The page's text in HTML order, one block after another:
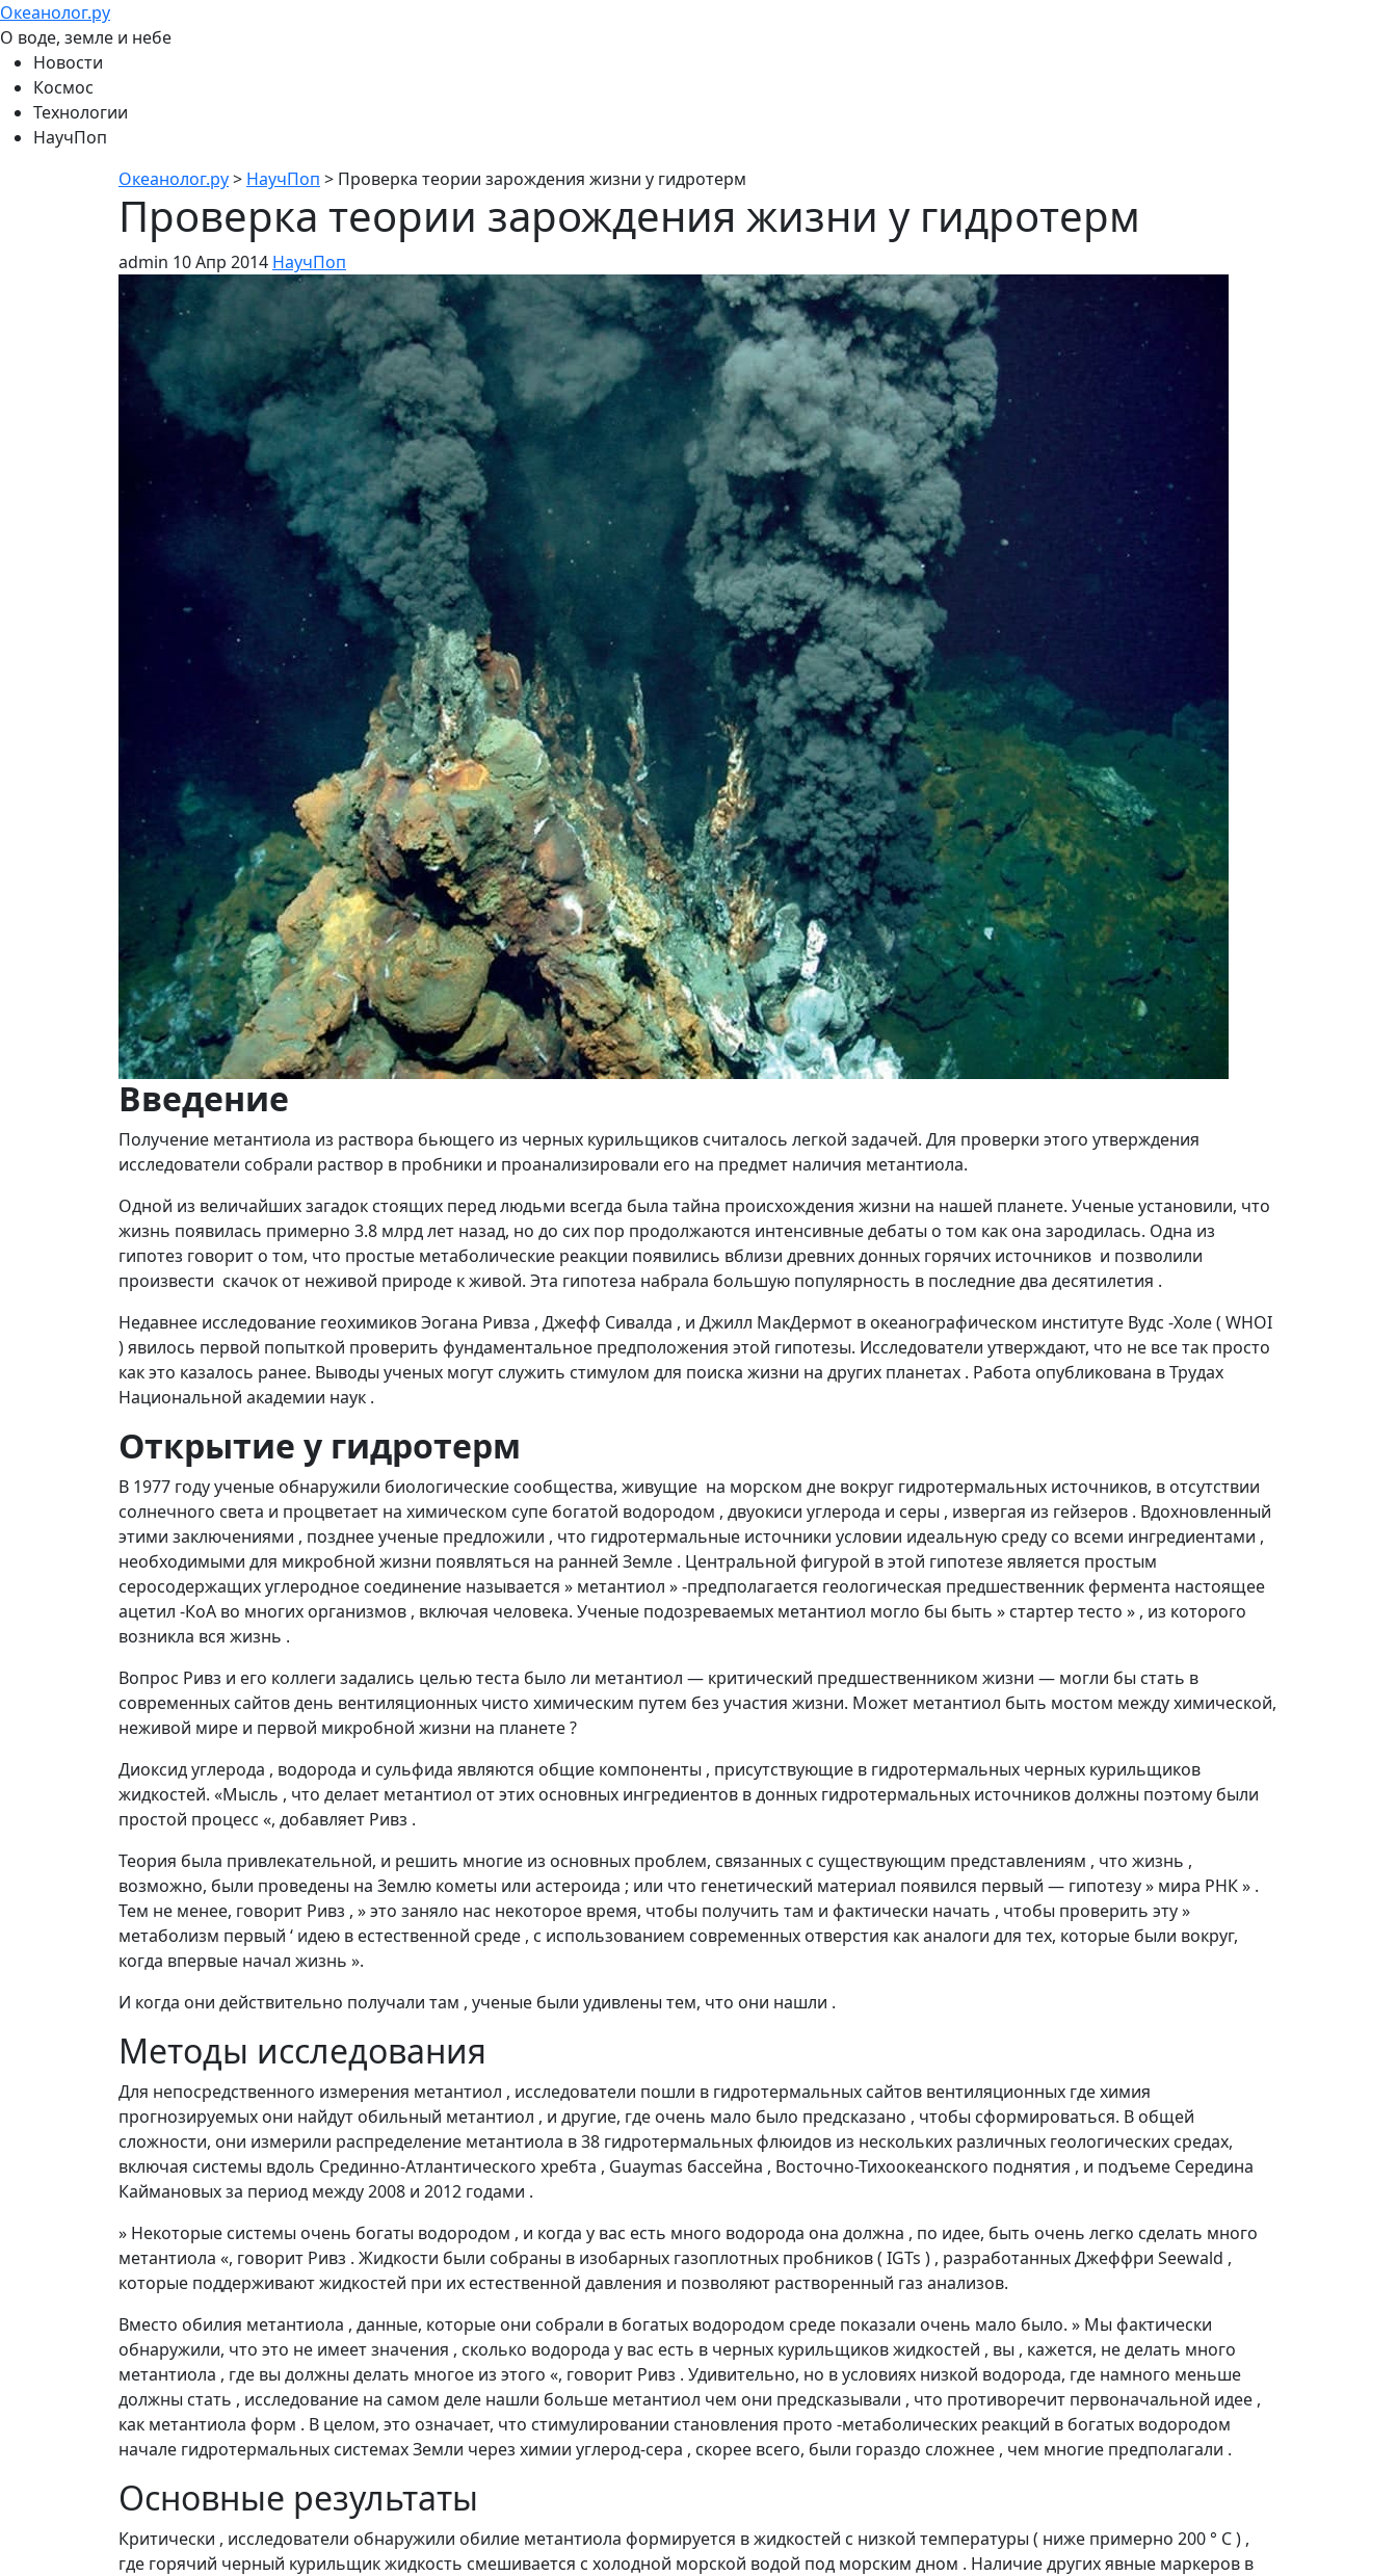
Океанолог.ру
О воде, земле и небе
Новости
Космос
Технологии
НаучПоп
Океанолог.ру> НаучПоп > Проверка теории зарождения жизни у гидротерм
Проверка теории зарождения жизни у гидротерм
admin 10 Апр 2014 НаучПоп
Введение
Получение метантиола из раствора бьющего из черных курильщиков считалось легкой задачей. Для проверки этого утверждения
исследователи собрали раствор в пробники и проанализировали его на предмет наличия метантиола.
Одной из величайших загадок стоящих перед людьми всегда была тайна происхождения жизни на нашей планете. Ученые установили, что
жизнь появилась примерно 3.8 млрд лет назад, но до сих пор продолжаются интенсивные дебаты о том как она зародилась. Одна из
гипотез говорит о том, что простые метаболические реакции появились вблизи древних донных горячих источников и позволили
произвести скачок от неживой природе к живой. Эта гипотеза набрала большую популярность в последние два десятилетия .
Недавнее исследование геохимиков Эогана Ривза , Джефф Сивалда , и Джилл МакДермот в океанографическом институте Вудс -Холе ( WHOI
) явилось первой попыткой проверить фундаментальное предположения этой гипотезы. Исследователи утверждают, что не все так просто
как это казалось ранее. Выводы ученых могут служить стимулом для поиска жизни на других планетах . Работа опубликована в Трудах
Национальной академии наук .
Открытие у гидротерм
В 1977 году ученые обнаружили биологические сообщества, живущие на морском дне вокруг гидротермальных источников, в отсутствии
солнечного света и процветает на химическом супе богатой водородом , двуокиси углерода и серы , извергая из гейзеров . Вдохновленный
этими заключениями , позднее ученые предложили , что гидротермальные источники условии идеальную среду со всеми ингредиентами ,
необходимыми для микробной жизни появляться на ранней Земле . Центральной фигурой в этой гипотезе является простым
серосодержащих углеродное соединение называется » метантиол » -предполагается геологическая предшественник фермента настоящее
ацетил -КоА во многих организмов , включая человека. Ученые подозреваемых метантиол могло бы быть » стартер тесто » , из которого
возникла вся жизнь .
Вопрос Ривз и его коллеги задались целью теста было ли метантиол — критический предшественником жизни — могли бы стать в
современных сайтов день вентиляционных чисто химическим путем без участия жизни. Может метантиол быть мостом между химической,
неживой мире и первой микробной жизни на планете ?
Диоксид углерода , водорода и сульфида являются общие компоненты , присутствующие в гидротермальных черных курильщиков
жидкостей. «Мысль , что делает метантиол от этих основных ингредиентов в донных гидротермальных источников должны поэтому были
простой процесс «, добавляет Ривз .
Теория была привлекательной, и решить многие из основных проблем, связанных с существующим представлениям , что жизнь ,
возможно, были проведены на Землю кометы или астероида ; или что генетический материал появился первый — гипотезу » мира РНК » .
Тем не менее, говорит Ривз , » это заняло нас некоторое время, чтобы получить там и фактически начать , чтобы проверить эту »
метаболизм первый ‘ идею в естественной среде , с использованием современных отверстия как аналоги для тех, которые были вокруг,
когда впервые начал жизнь ».
И когда они действительно получали там , ученые были удивлены тем, что они нашли .
Методы исследования
Для непосредственного измерения метантиол , исследователи пошли в гидротермальных сайтов вентиляционных где химия
прогнозируемых они найдут обильный метантиол , и другие, где очень мало было предсказано , чтобы сформироваться. В общей
сложности, они измерили распределение метантиола в 38 гидротермальных флюидов из нескольких различных геологических средах,
включая системы вдоль Срединно-Атлантического хребта , Guaymas бассейна , Восточно-Тихоокеанского поднятия , и подъеме Середина
Каймановых за период между 2008 и 2012 годами .
» Некоторые системы очень богаты водородом , и когда у вас есть много водорода она должна , по идее, быть очень легко сделать много
метантиола «, говорит Ривз . Жидкости были собраны в изобарных газоплотных пробников ( IGTs ) , разработанных Джеффри Seewald ,
которые поддерживают жидкостей при их естественной давления и позволяют растворенный газ анализов.
Вместо обилия метантиола , данные, которые они собрали в богатых водородом среде показали очень мало было. » Мы фактически
обнаружили, что это не имеет значения , сколько водорода у вас есть в черных курильщиков жидкостей , вы , кажется, не делать много
метантиола , где вы должны делать многое из этого «, говорит Ривз . Удивительно, но в условиях низкой водорода, где намного меньше
должны стать , исследование на самом деле нашли больше метантиол чем они предсказывали , что противоречит первоначальной идее ,
как метантиола форм . В целом, это означает, что стимулировании становления прото -метаболических реакций в богатых водородом
начале гидротермальных системах Земли через химии углерод-сера , скорее всего, были гораздо сложнее , чем многие предполагали .
Основные результаты
Критически , исследователи обнаружили обилие метантиола формируется в жидкостей с низкой температуры ( ниже примерно 200 ° С ) ,
где горячий черный курильщик жидкость смешивается с холодной морской водой под морским дном . Наличие других явные маркеров в